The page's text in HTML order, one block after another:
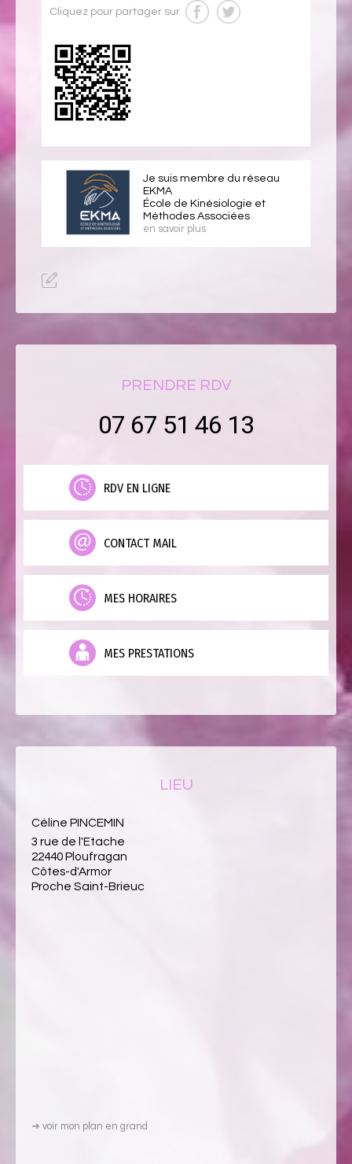
Cliquez pour partager sur
Je suis membre du réseau
EKMA
École de Kinésiologie et
Méthodes Associées
en savoir plus
PRENDRE RDV
07 67 51 46 13
RDV EN LIGNE
CONTACT MAIL
MES HORAIRES
MES PRESTATIONS
LIEU
Céline PINCEMIN
3 rue de l'Etache
22440 Ploufragan
Côtes-d'Armor
Proche Saint-Brieuc
➜ voir mon plan en grand